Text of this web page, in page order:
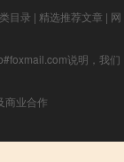
目录 | 精选推荐文章 | 网
说明，我们
商业合作